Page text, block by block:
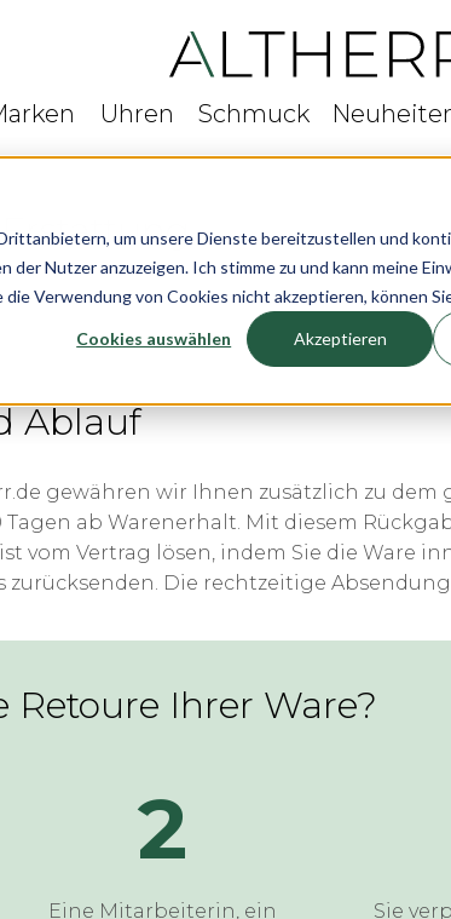
um unsere Dienste bereitzustellen und
Nutzer anzuzeigen. Ich stimme zu und kann meine
Verwendung von Cookies nicht akzeptieren, können
Cookies auswählen Akzeptieren
Uhren Schmuck
Ablauf
gewähren wir Ihnen zusätzlich zu
ab Warenerhalt. Mit diesem
vom Vertrag lösen, indem Sie die Ware
zurücksenden. Die rechtzeitige
Ihrer Ware?
2
Eine Mitarbeiterin, ein
Sie